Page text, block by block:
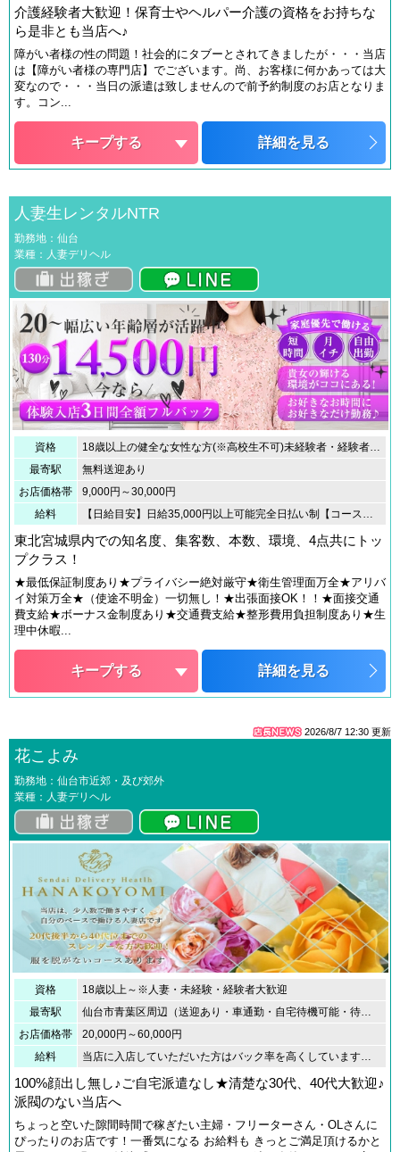
介護経験者大歓迎！保育士やヘルパー介護の資格をお持ちな
ら是非とも当店へ♪
障がい者様の性の問題！社会的にタブーとされてきましたが・・・当店
は【障がい者様の専門店】でございます。尚、お客様に何かあっては大
変なので・・・当日の派遣は致しませんので前予約制度のお店となりま
す。コン...
キープする 詳細を見る
人妻生レンタルNTR
勤務地：仙台
業種：人妻デリヘル
資格
18歳以上の健全な女性な方(※高校生不可)未経験者・経験者大歓迎！体型・経験も問いません！ぽっちゃり体型、未経験、初心者、人妻さん、なんでもOK！採用率は90％オーバーです！
最寄駅
無料送迎あり
お店価格帯
9,000円～30,000円
給料
【日給目安】日給35,000円以上可能完全日払い制【コースバック料金】70分 6,000円〜10,000円100分 9,500円〜13,500円130分 14,500円〜17,000円160分 19,500円〜25,000円190分 24,500円〜27,500円220分 29,500円〜32,500円【+αボーナス制度】・写メ日記(ブログ)更新 500円・口コミ投稿 500円・友達紹介 5,000円～10,000円・本指名バック交渉 MAX2,000円など
東北宮城県内での知名度、集客数、本数、環境、4点共にトッ
プクラス！
★最低保証制度あり★プライバシー絶対厳守★衛生管理面万全★アリバ
イ対策万全★（使途不明金）一切無し！★出張面接OK！！★面接交通
費支給★ボーナス金制度あり★交通費支給★整形費用負担制度あり★生
理中休暇...
キープする 詳細を見る
2026/8/7 12:30 更新
花こよみ
勤務地：仙台市近郊・及び郊外
業種：人妻デリヘル
資格
18歳以上～※人妻・未経験・経験者大歓迎
最寄駅
仙台市青葉区周辺（送迎あり・車通勤・自宅待機可能・待機所）
お店価格帯
20,000円～60,000円
給料
当店に入店していただいた方はバック率を高くしています！バック率に関しては、1度高い設定で入店いただきましたら、ずっとそのバック率で働いていただけます。コース料金も高いので、1本の効率が抜群です！効率よく働けます。
100%顔出し無し♪ご自宅派遣なし★清楚な30代、40代大歓迎♪
派閥のない当店へ
ちょっと空いた隙間時間で稼ぎたい主婦・フリーターさん・OLさんに
ぴったりのお店です！一番気になる お給料も きっとご満足頂けるかと